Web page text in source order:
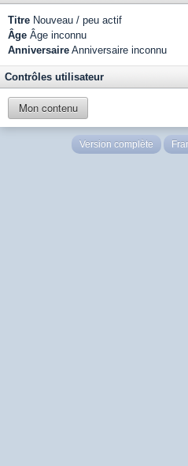
Titre Nouveau / peu actif
Âge Âge inconnu
Anniversaire Anniversaire inconnu
Contrôles utilisateur
Mon contenu
Version complète